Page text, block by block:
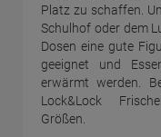
Platz zu schaffen.
Schulhof oder dem
Dosen eine gute
geeignet und
erwärmt werden.
Lock&Lock
Größen.